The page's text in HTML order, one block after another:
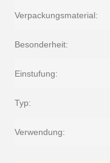
Verpackungsmaterial:
Besonderheit:
Einstufung:
Typ:
Verwendung: